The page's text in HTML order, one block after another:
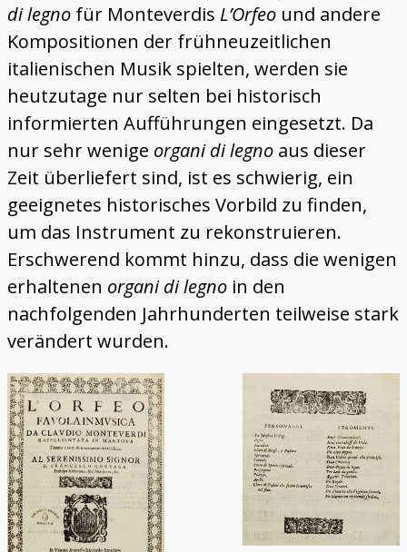
di legnofür Monteverdis L’Orfeound andere
Kompositionen der frühneuzeitlichen
italienischen Musik spielten, werden sie
heutzutage nur selten bei historisch
informierten Aufführungen eingesetzt. Da
nur sehr wenige organi di legnoaus dieser
Zeit überliefert sind, ist es schwierig, ein
geeignetes historisches Vorbild zu finden,
um das Instrument zu rekonstruieren.
Erschwerend kommt hinzu, dass die wenigen
erhaltenen organi di legnoin den
nachfolgenden Jahrhunderten teilweise stark
verändert wurden.